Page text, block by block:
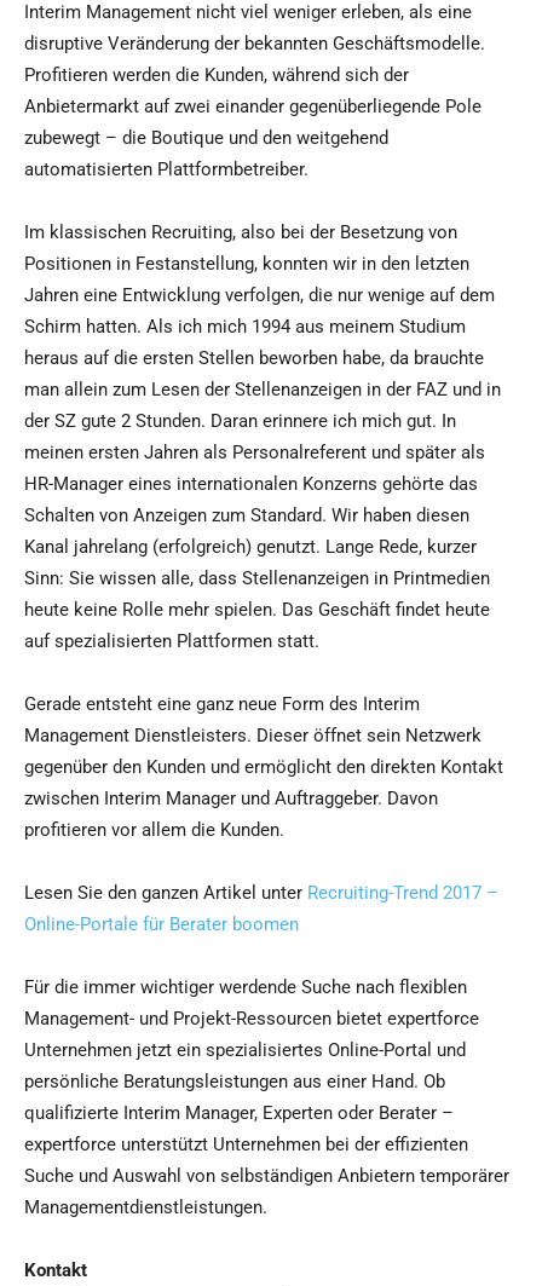
Interim Management nicht viel weniger erleben, als eine
disruptive Veränderung der bekannten Geschäftsmodelle.
Profitieren werden die Kunden, während sich der
Anbietermarkt auf zwei einander gegenüberliegende Pole
zubewegt – die Boutique und den weitgehend
automatisierten Plattformbetreiber.
Im klassischen Recruiting, also bei der Besetzung von
Positionen in Festanstellung, konnten wir in den letzten
Jahren eine Entwicklung verfolgen, die nur wenige auf dem
Schirm hatten. Als ich mich 1994 aus meinem Studium
heraus auf die ersten Stellen beworben habe, da brauchte
man allein zum Lesen der Stellenanzeigen in der FAZ und in
der SZ gute 2 Stunden. Daran erinnere ich mich gut. In
meinen ersten Jahren als Personalreferent und später als
HR-Manager eines internationalen Konzerns gehörte das
Schalten von Anzeigen zum Standard. Wir haben diesen
Kanal jahrelang (erfolgreich) genutzt. Lange Rede, kurzer
Sinn: Sie wissen alle, dass Stellenanzeigen in Printmedien
heute keine Rolle mehr spielen. Das Geschäft findet heute
auf spezialisierten Plattformen statt.
Gerade entsteht eine ganz neue Form des Interim
Management Dienstleisters. Dieser öffnet sein Netzwerk
gegenüber den Kunden und ermöglicht den direkten Kontakt
zwischen Interim Manager und Auftraggeber. Davon
profitieren vor allem die Kunden.
Lesen Sie den ganzen Artikel unter Recruiting-Trend 2017 –
Online-Portale für Berater boomen
Für die immer wichtiger werdende Suche nach flexiblen
Management- und Projekt-Ressourcen bietet expertforce
Unternehmen jetzt ein spezialisiertes Online-Portal und
persönliche Beratungsleistungen aus einer Hand. Ob
qualifizierte Interim Manager, Experten oder Berater –
expertforce unterstützt Unternehmen bei der effizienten
Suche und Auswahl von selbständigen Anbietern temporärer
Managementdienstleistungen.
Kontakt